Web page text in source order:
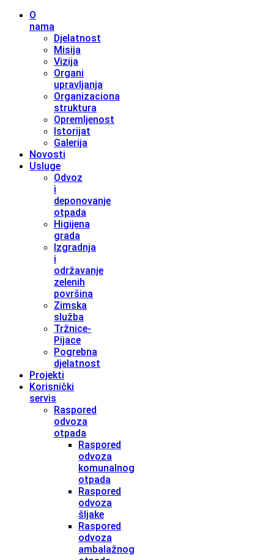
O
nama
Djelatnost
Misija
Vizija
Organi
upravljanja
Organizaciona
struktura
Opremljenost
Istorijat
Galerija
Novosti
Usluge
Odvoz
i
deponovanje
otpada
Higijena
grada
Izgradnja
i
održavanje
zelenih
površina
Zimska
služba
Tržnice-
Pijace
Pogrebna
djelatnost
Projekti
Korisnički
servis
Raspored
odvoza
otpada
Raspored
odvoza
komunalnog
otpada
Raspored
odvoza
šljake
Raspored
odvoza
ambalažnog